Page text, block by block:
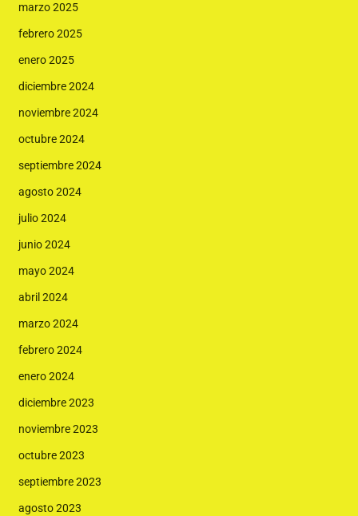
marzo 2025
febrero 2025
enero 2025
diciembre 2024
noviembre 2024
octubre 2024
septiembre 2024
agosto 2024
julio 2024
junio 2024
mayo 2024
abril 2024
marzo 2024
febrero 2024
enero 2024
diciembre 2023
noviembre 2023
octubre 2023
septiembre 2023
agosto 2023